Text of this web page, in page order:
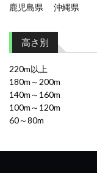
鹿児島県
沖縄県
高さ別
220m以上
180m～200m
140m～160m
100m～120m
60～80m